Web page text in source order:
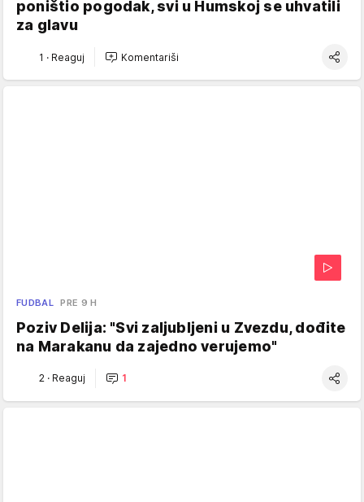
poništio pogodak, svi u Humskoj se uhvatili
za glavu
1 · Reaguj Komentariši
FUDBAL PRE 9 H
Poziv Delija: "Svi zaljubljeni u Zvezdu, dođite
na Marakanu da zajedno verujemo"
2 · Reaguj 1